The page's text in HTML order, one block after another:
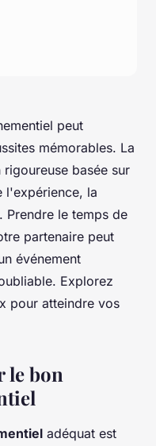
peut
mémorables. La
basée sur
l'expérience, la
Prendre le temps de
partenaire peut
événement
Explorez
pour atteindre vos
le bon
adéquat est